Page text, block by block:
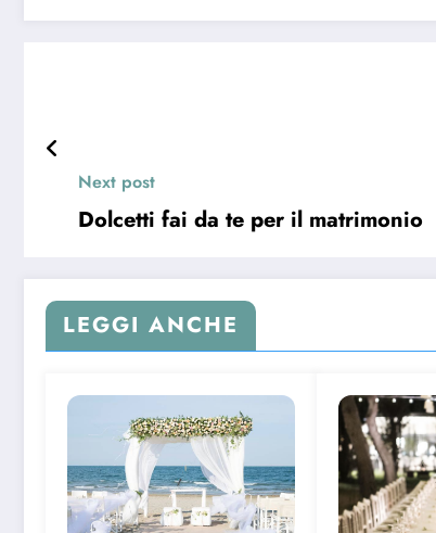
Next post
Dolcetti fai da te per il matrimonio
LEGGI ANCHE